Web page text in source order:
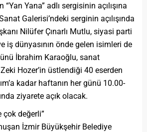
“Yan Yana” adlı sergisinin açılışına
Galerisi’ndeki serginin açılışında
Nilüfer Çınarlı Mutlu, siyasi parti
iş dünyasının önde gelen isimleri de
İbrahim Karaoğlu, sanat
Hozer’in üstlendiği 40 eserden
kadar haftanın her günü 10.00-
ziyarete açık olacak.
çok değerli”
İzmir Büyükşehir Belediye